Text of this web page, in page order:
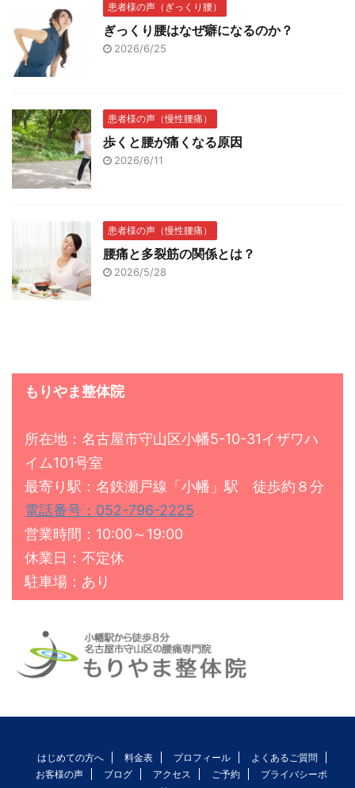
患者様の声（ぎっくり腰）
ぎっくり腰はなぜ癖になるのか？
2026/6/25
患者様の声（慢性腰痛）
歩くと腰が痛くなる原因
2026/6/11
患者様の声（慢性腰痛）
腰痛と多裂筋の関係とは？
2026/5/28
もりやま整体院
所在地：名古屋市守山区小幡5-10-31イザワハ
イム101号室
最寄り駅：名鉄瀬戸線「小幡」駅 徒歩約８分
電話番号：052-796-2225
営業時間：10:00～19:00
休業日：不定休
駐車場：あり
はじめての方へ 料金表 プロフィール
よくあるご質問
お客様の声
ブログ アクセス ご予約
プライバシーポ